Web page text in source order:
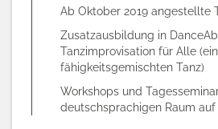
Ab Oktober 2019 angestellte
Zusatzausbildung in
Tanzimprovisation für Alle
fähigkeitsgemischten Tanz)
Workshops und
deutschsprachigen Raum